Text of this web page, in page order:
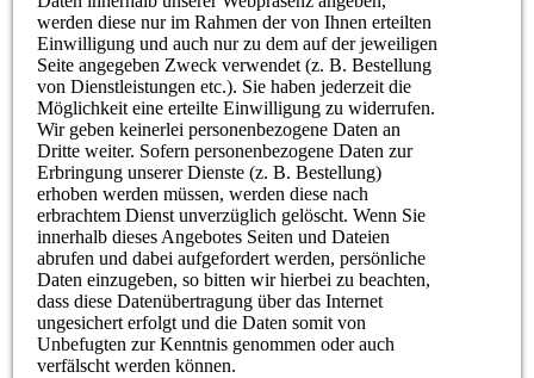
werden diese nur im Rahmen der von Ihnen erteilten
Einwilligung und auch nur zu dem auf der jeweiligen
Seite angegeben Zweck verwendet (z. B. Bestellung
von Dienstleistungen etc.). Sie haben jederzeit die
Möglichkeit eine erteilte Einwilligung zu widerrufen.
Wir geben keinerlei personenbezogene Daten an
Dritte weiter. Sofern personenbezogene Daten zur
Erbringung unserer Dienste (z. B. Bestellung)
erhoben werden müssen, werden diese nach
erbrachtem Dienst unverzüglich gelöscht. Wenn Sie
innerhalb dieses Angebotes Seiten und Dateien
abrufen und dabei aufgefordert werden, persönliche
Daten einzugeben, so bitten wir hierbei zu beachten,
dass diese Datenübertragung über das Internet
ungesichert erfolgt und die Daten somit von
Unbefugten zur Kenntnis genommen oder auch
verfälscht werden können.